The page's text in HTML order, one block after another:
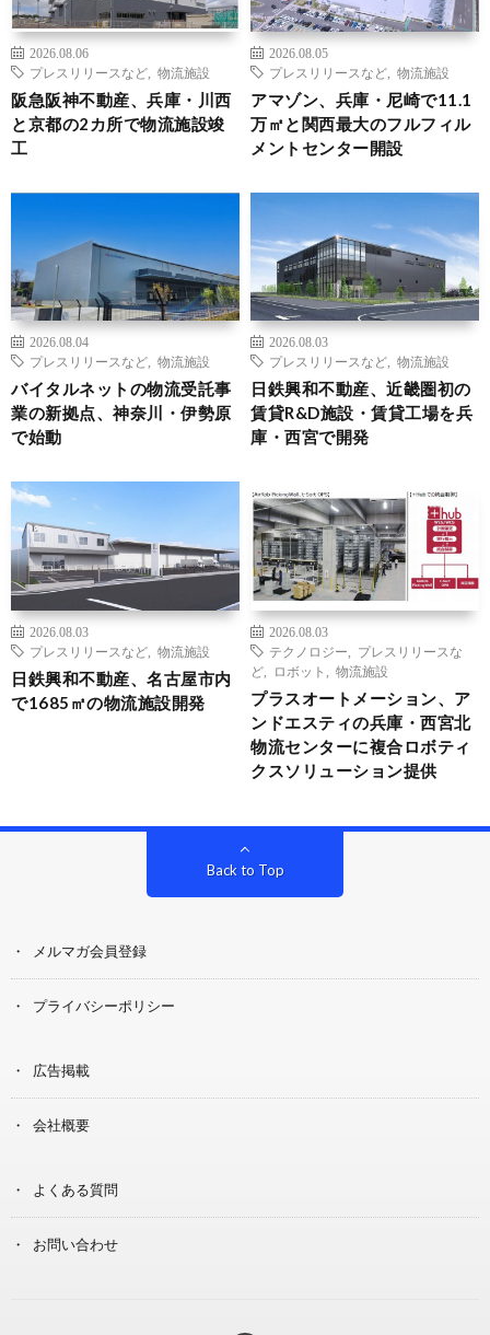
2026.08.06
プレスリリースなど
物流施設
阪急阪神不動産、兵庫・川西
と京都の2カ所で物流施設竣
工
2026.08.05
プレスリリースなど
物流施設
アマゾン、兵庫・尼崎で11.1
万㎡と関西最大のフルフィル
メントセンター開設
2026.08.04
プレスリリースなど
物流施設
バイタルネットの物流受託事
業の新拠点、神奈川・伊勢原
で始動
2026.08.03
プレスリリースなど
物流施設
日鉄興和不動産、近畿圏初の
賃貸R&D施設・賃貸工場を兵
庫・西宮で開発
2026.08.03
プレスリリースなど
物流施設
日鉄興和不動産、名古屋市内
で1685㎡の物流施設開発
2026.08.03
テクノロジー
プレスリリースな
ど
ロボット 物流施設
プラスオートメーション、ア
ンドエスティの兵庫・西宮北
物流センターに複合ロボティ
クスソリューション提供
Back to Top
メルマガ会員登録
プライバシーポリシー
広告掲載
会社概要
よくある質問
お問い合わせ